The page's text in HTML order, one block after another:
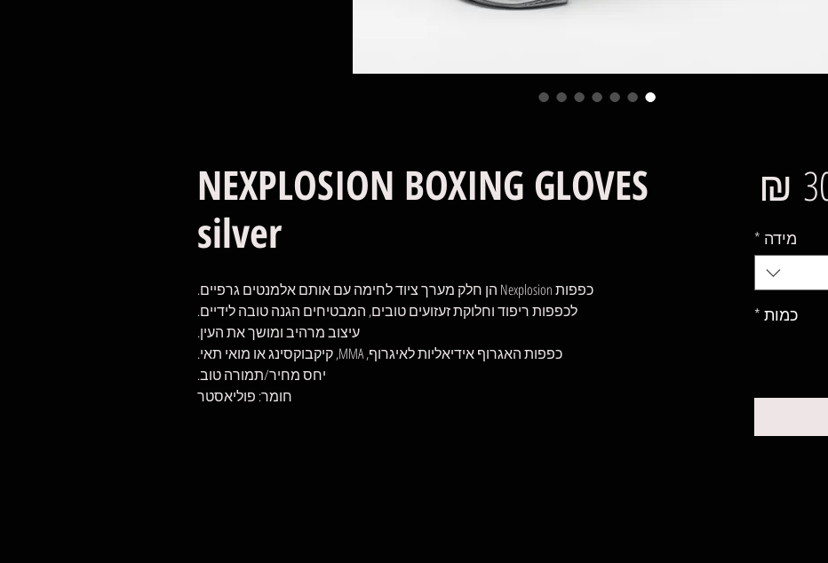
NEXPLOSION BOXING GLOVES
silver
כפפות Nexplosion הן חלק מערך ציוד לחימה עם אותם אלמנטים גרפיים.
לכפפות ריפוד וחלוקת זעזועים טובים, המבטיחים הגנה טובה לידיים.
עיצוב מרהיב ומושך את העין.
כפפות האגרוף אידיאליות לאיגרוף, MMA, קיקבוקסינג או מואי תאי.
יחס מחיר/תמורה טוב.
חומר: פוליאסטר
מידה *
כמות *